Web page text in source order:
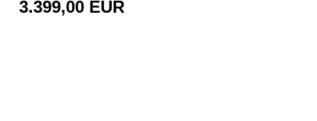
3.399,00 EUR